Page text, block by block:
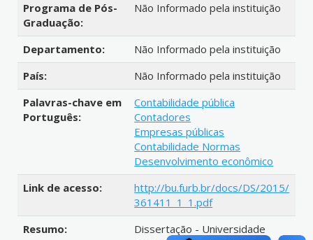
Programa de Pós-
Graduação:
Não Informado pela instituição
Departamento:
Não Informado pela instituição
País:
Não Informado pela instituição
Palavras-chave em
Português:
Contabilidade pública
Contadores
Empresas públicas
Contabilidade Normas
Desenvolvimento econômico
Link de acesso:
http://bu.furb.br/docs/DS/2015/
361411_1_1.pdf
Resumo:
Dissertação - Universidade